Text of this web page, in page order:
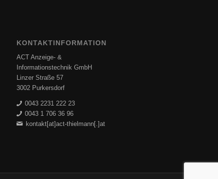
KONTAKTINFORMATION
ACT Anzeige- &
Informationstechnik GmbH
Linzer Straße 57
3002 Purkersdorf
0043 2231 222 23
0043 1 706 36 96
kontakt[at]act-thielmann[.]at